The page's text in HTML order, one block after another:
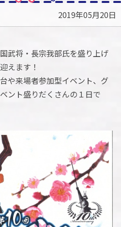
2019年05月20日
武将・長宗我部氏を盛り上げ
えます！
や来場者参加型イベント、グ
ント盛りだくさんの１日で